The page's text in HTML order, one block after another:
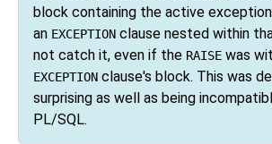
block containing the active exception
an EXCEPTION clause nested within
not catch it, even if the RAISE was
EXCEPTION clause's block. This was
surprising as well as being
PL/SQL.